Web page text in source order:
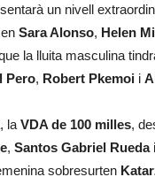
un nivell
Sara Alonso, Helen
la lluita masculina
Pero, Robert Pkemoi i
la VDA de 100 milles,
, Santos Gabriel Ruedai
sobresurten